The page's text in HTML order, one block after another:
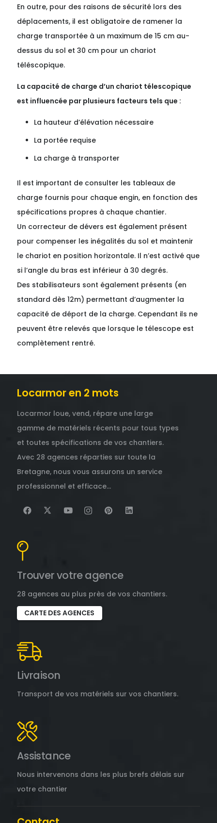
En outre, pour des raisons de sécurité lors des
déplacements, il est obligatoire de ramener la
charge transportée à un maximum de 15 cm au-
dessus du sol et 30 cm pour un chariot
téléscopique.
La capacité de charge d’un chariot télescopique
est influencée par plusieurs facteurs tels que :
La hauteur d’élévation nécessaire
La portée requise
La charge à transporter
Il est important de consulter les tableaux de
charge fournis pour chaque engin, en fonction des
spécifications propres à chaque chantier.
Un correcteur de dévers est également présent
pour compenser les inégalités du sol et maintenir
le chariot en position horizontale. Il n’est activé que
si l’angle du bras est inférieur à 30 degrés.
Des stabilisateurs sont également présents (en
standard dès 12m) permettant d’augmenter la
capacité de déport de la charge. Cependant ils ne
peuvent être relevés que lorsque le télescope est
complètement rentré.
Locarmor en 2 mots
Locarmor loue, vend, répare une large
gamme de matériels récents pour tous types
et toutes spécifications de vos chantiers.
Avec 28 agences réparties sur toute la
Bretagne, nous vous assurons un service
professionnel et efficace…
Trouver votre agence
28 agences au plus près de vos chantiers.
CARTE DES AGENCES
Livraison
Transport de vos matériels sur vos chantiers.
Assistance
Nous intervenons dans les plus brefs délais sur
votre chantier